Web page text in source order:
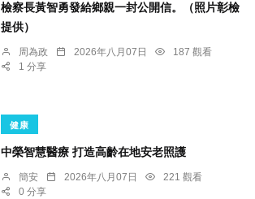
檢察長黃智勇發給鄉親一封公開信。（照片彰檢
提供）
周為政 2026年八月07日
187 觀看
1 分享
健康
中榮智慧醫療 打造高齡在地安老照護
簡安 2026年八月07日
221 觀看
0 分享